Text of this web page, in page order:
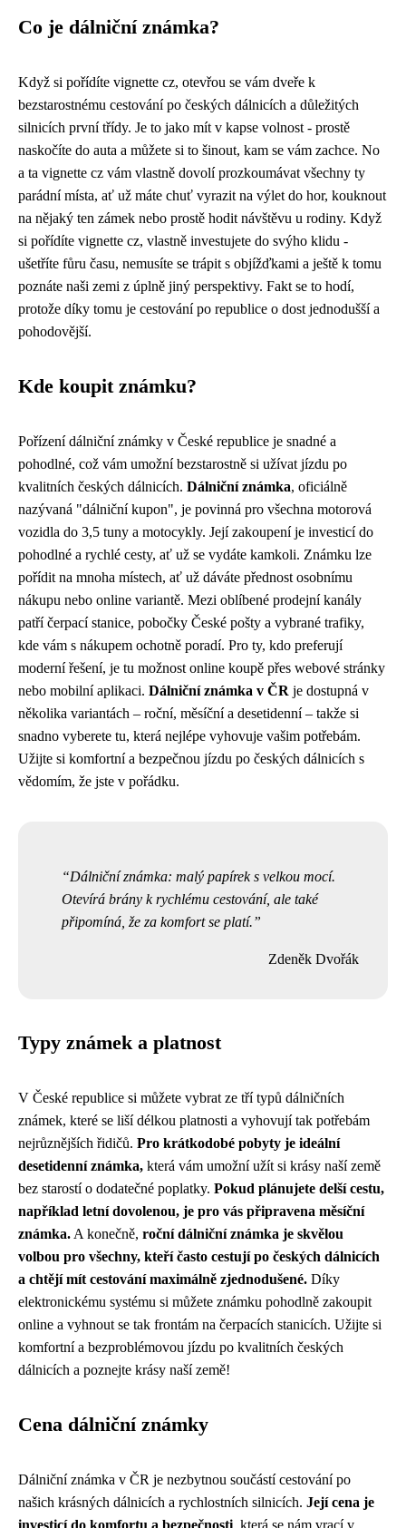
Co je dálniční známka?
Když si pořídíte vignette cz, otevřou se vám dveře k
bezstarostnému cestování po českých dálnicích a důležitých
silnicích první třídy. Je to jako mít v kapse volnost - prostě
naskočíte do auta a můžete si to šinout, kam se vám zachce. No
a ta vignette cz vám vlastně dovolí prozkoumávat všechny ty
parádní místa, ať už máte chuť vyrazit na výlet do hor, kouknout
na nějaký ten zámek nebo prostě hodit návštěvu u rodiny. Když
si pořídíte vignette cz, vlastně investujete do svýho klidu -
ušetříte fůru času, nemusíte se trápit s objížďkami a ještě k tomu
poznáte naši zemi z úplně jiný perspektivy. Fakt se to hodí,
protože díky tomu je cestování po republice o dost jednodušší a
pohodovější.
Kde koupit známku?
Pořízení dálniční známky v České republice je snadné a
pohodlné, což vám umožní bezstarostně si užívat jízdu po
kvalitních českých dálnicích. Dálniční známka, oficiálně
nazývaná "dálniční kupon", je povinná pro všechna motorová
vozidla do 3,5 tuny a motocykly. Její zakoupení je investicí do
pohodlné a rychlé cesty, ať už se vydáte kamkoli. Známku lze
pořídit na mnoha místech, ať už dáváte přednost osobnímu
nákupu nebo online variantě. Mezi oblíbené prodejní kanály
patří čerpací stanice, pobočky České pošty a vybrané trafiky,
kde vám s nákupem ochotně poradí. Pro ty, kdo preferují
moderní řešení, je tu možnost online koupě přes webové stránky
nebo mobilní aplikaci. Dálniční známka v ČR je dostupná v
několika variantách – roční, měsíční a desetidenní – takže si
snadno vyberete tu, která nejlépe vyhovuje vašim potřebám.
Užijte si komfortní a bezpečnou jízdu po českých dálnicích s
vědomím, že jste v pořádku.
Dálniční známka: malý papírek s velkou mocí.
Otevírá brány k rychlému cestování, ale také
připomíná, že za komfort se platí.
Zdeněk Dvořák
Typy známek a platnost
V České republice si můžete vybrat ze tří typů dálničních
známek, které se liší délkou platnosti a vyhovují tak potřebám
nejrůznějších řidičů. Pro krátkodobé pobyty je ideální
desetidenní známka, která vám umožní užít si krásy naší země
bez starostí o dodatečné poplatky. Pokud plánujete delší cestu,
například letní dovolenou, je pro vás připravena měsíční
známka. A konečně, roční dálniční známka je skvělou
volbou pro všechny, kteří často cestují po českých dálnicích
a chtějí mít cestování maximálně zjednodušené. Díky
elektronickému systému si můžete známku pohodlně zakoupit
online a vyhnout se tak frontám na čerpacích stanicích. Užijte si
komfortní a bezproblémovou jízdu po kvalitních českých
dálnicích a poznejte krásy naší země!
Cena dálniční známky
Dálniční známka v ČR je nezbytnou součástí cestování po
našich krásných dálnicích a rychlostních silnicích. Její cena je
investicí do komfortu a bezpečnosti , která se nám vrací v